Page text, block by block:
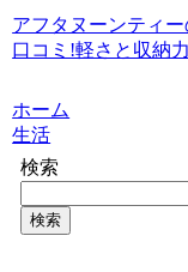
アフタヌーンティ
口コミ!軽さと収納
ホーム
生活
検索
検索